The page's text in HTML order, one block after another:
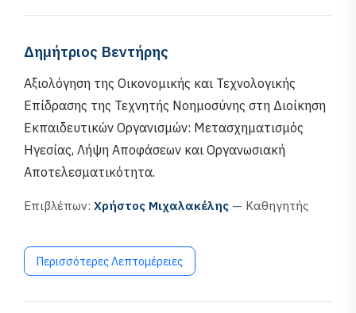
Δημήτριος Βεντήρης
Αξιολόγηση της Οικονομικής και Τεχνολογικής
Επίδρασης της Τεχνητής Νοημοσύνης στη Διοίκηση
Εκπαιδευτικών Οργανισμών: Μετασχηματισμός
Ηγεσίας, Λήψη Αποφάσεων και Οργανωσιακή
Αποτελεσματικότητα.
Επιβλέπων: Χρήστος Μιχαλακέλης — Καθηγητής
Περισσότερες Λεπτομέρειες